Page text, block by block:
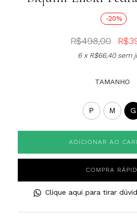
-20%
R$498,00 R$
6 x R$66,40sem
TAMANHO
P M G
ADICIONAR AO
COMPRA
Clique aqui para tirar